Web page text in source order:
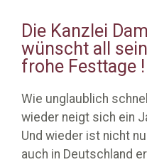
Die Kanzlei
wünscht all
frohe Festtage !
Wie unglaublich
wieder neigt sich ein
Und wieder ist nicht
auch in Deutschland